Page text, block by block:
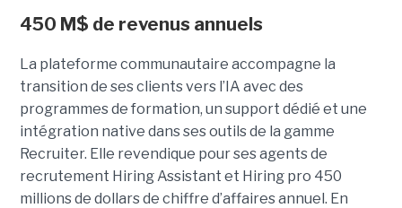
450 M$ de revenus annuels
La plateforme communautaire accompagne la
transition de ses clients vers l’IA avec des
programmes de formation, un support dédié et une
intégration native dans ses outils de la gamme
Recruiter. Elle revendique pour ses agents de
recrutement Hiring Assistant et Hiring pro 450
millions de dollars de chiffre d’affaires annuel. En